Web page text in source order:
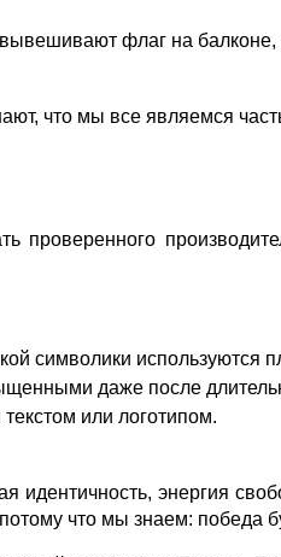
флаг на балконе,
что мы все являемся
проверенного
символики используются
даже после
или логотипом.
идентичность, энергия
что мы знаем: победа